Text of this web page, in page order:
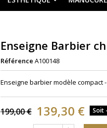
Enseigne Barbier
Référence A100148
Enseigne barbier modèle compact
199,00 € 139,30 € Soit